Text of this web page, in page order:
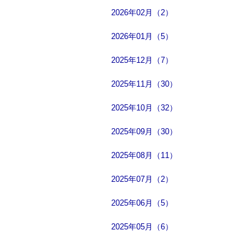
2026年02月（2）
2026年01月（5）
2025年12月（7）
2025年11月（30）
2025年10月（32）
2025年09月（30）
2025年08月（11）
2025年07月（2）
2025年06月（5）
2025年05月（6）